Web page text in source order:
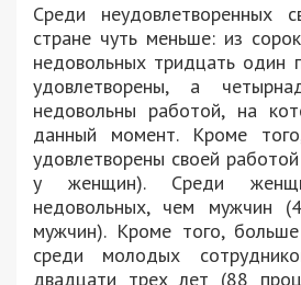
Среди неудовлетворенных
стране чуть меньше: из
недовольных тридцать один
удовлетворены, а
недовольны работой, на
данный момент. Кроме
удовлетворены своей
у женщин). Среди
недовольных, чем мужчин
мужчин). Кроме того,
среди молодых
двадцати трех лет (88